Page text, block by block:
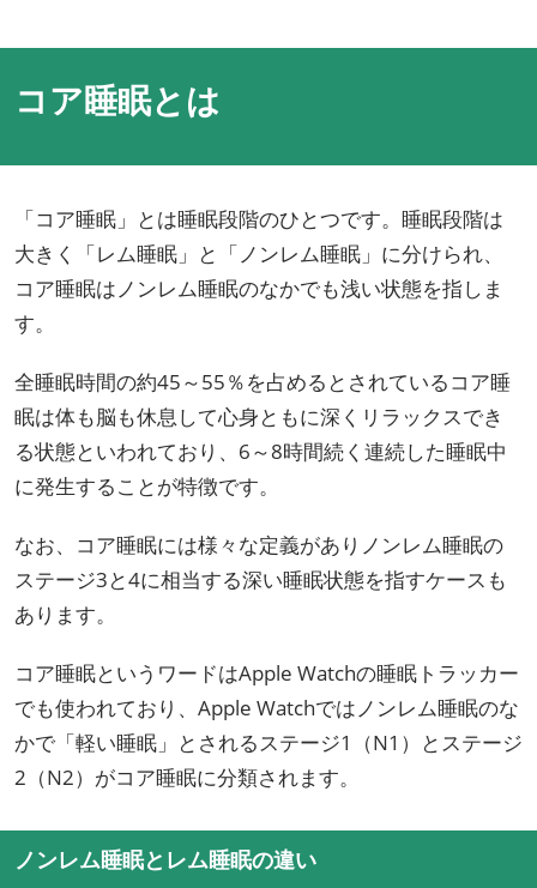
コア睡眠とは
「コア睡眠」とは睡眠段階のひとつです。睡眠段階は
大きく「レム睡眠」と「ノンレム睡眠」に分けられ、
コア睡眠はノンレム睡眠のなかでも浅い状態を指しま
す。
全睡眠時間の約45～55％を占めるとされているコア睡
眠は体も脳も休息して心身ともに深くリラックスでき
る状態といわれており、6～8時間続く連続した睡眠中
に発生することが特徴です。
なお、コア睡眠には様々な定義がありノンレム睡眠の
ステージ3と4に相当する深い睡眠状態を指すケースも
あります。
コア睡眠というワードはApple Watchの睡眠トラッカー
でも使われており、Apple Watchではノンレム睡眠のな
かで「軽い睡眠」とされるステージ1（N1）とステージ
2（N2）がコア睡眠に分類されます。
ノンレム睡眠とレム睡眠の違い